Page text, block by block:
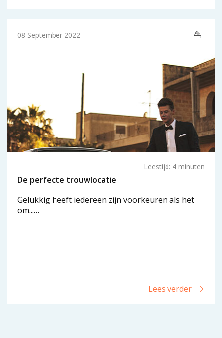
08 September 2022
Leestijd: 4 minuten
De perfecte trouwlocatie
Gelukkig heeft iedereen zijn voorkeuren als het
om...…
Lees verder